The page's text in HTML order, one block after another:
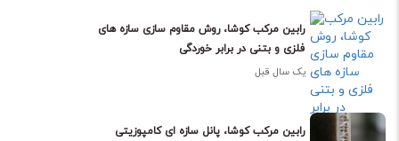
رابین مرکب کوشا، روش مقاوم سازی سازه های
فلزی و بتنی در برابر خوردگی
یک سال قبل
رابین مرکب کوشا، پانل سازه ای کامپوزیتی